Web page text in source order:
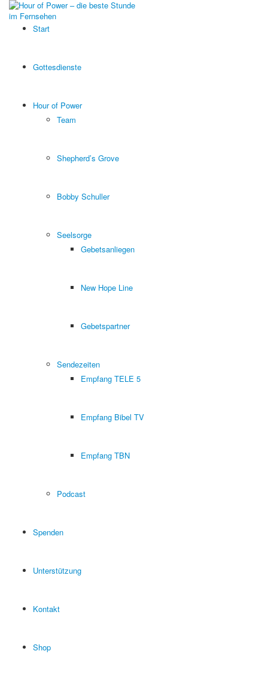
Start
Gottesdienste
Hour of Power
Team
Shepherd’s Grove
Bobby Schuller
Seelsorge
Gebetsanliegen
New Hope Line
Gebetspartner
Sendezeiten
Empfang TELE 5
Empfang Bibel TV
Empfang TBN
Podcast
Spenden
Unterstützung
Kontakt
Shop